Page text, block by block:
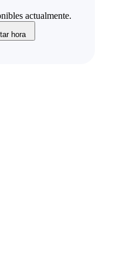
actualmente.
hora